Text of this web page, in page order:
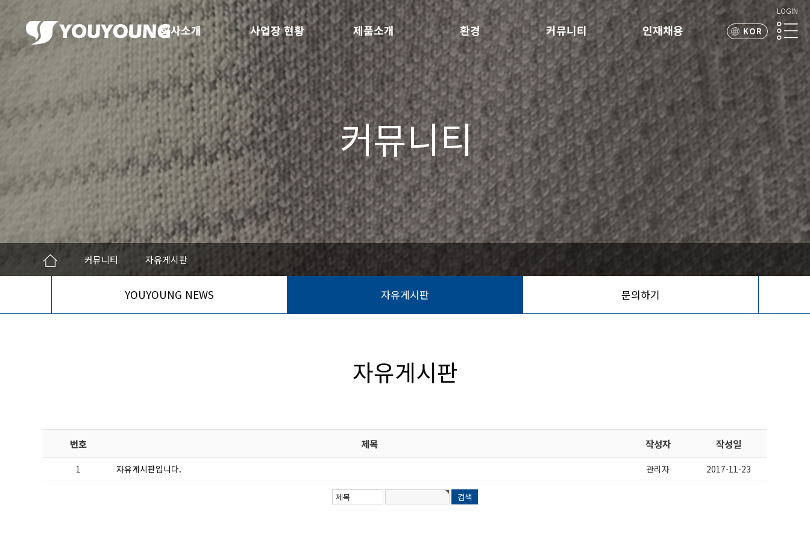
회사소개 사업장 현황 제품소개 환경 커뮤니티 인재채용
KOR
ENG
LOGIN
커뮤니티 자유게시판
YOUYOUNG NEWS 자유게시판 문의하기
자유게시판
번호 제목 작성자 작성일
1 자유게시판입니다. 관리자 2017-11-23